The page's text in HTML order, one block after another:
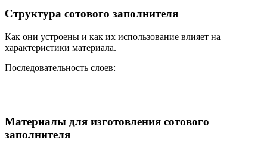
Структура сотового заполнителя
Как они устроены и как их использование влияет на
характеристики материала.
Последовательность слоев:
Материалы для изготовления сотового
заполнителя